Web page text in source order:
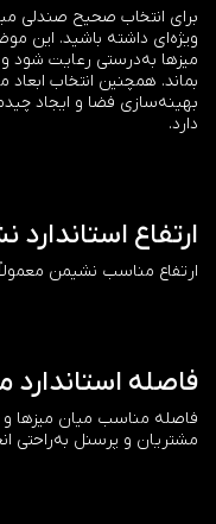
برای انتخاب صحیح صندلی
ویژه‌ای داشته باشید. این
میزها به‌درستی رعایت شود
بماند. همچنین انتخاب
بهینه‌سازی فضا و ایجاد
دارد.
ارتفاع
ارتفاع مناسب نشیمن معمولاً بین ۴۵ تا ۵۰
فاصله استاندارد
فاصله مناسب میان میزها و
مشتریان و پرسنل به‌راحتی